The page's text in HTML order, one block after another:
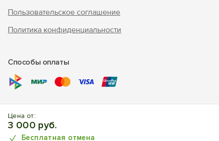
Цена от:
3 000 руб.
Бесплатная отмена
Пользовательское соглашение
Политика конфиденциальности
Способы оплаты
защищены, торговый знак Nº1025240.
отелей, квартир, домов.